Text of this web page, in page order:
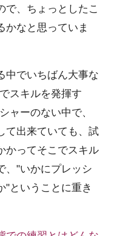
で、ちょっとしたこ
かなと思っていま
中でいちばん大事な
スキルを発揮す
ャーのない中で、
て出来ていても、試
かってそこでスキル
、"いかにプレッシ
"ということに重き